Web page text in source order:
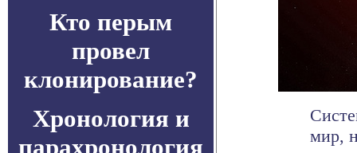
Кто перым
провел
клонирование?
Хронология и
парахронология
мир,